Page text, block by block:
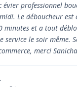
évier professionnel
Le déboucheur est
minutes et a tout
service le soir même.
merci